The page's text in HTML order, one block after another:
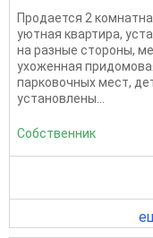
Продается 2
уютная квартира,
на разные стороны,
ухоженная
парковочных мест,
установлены...
Собственник